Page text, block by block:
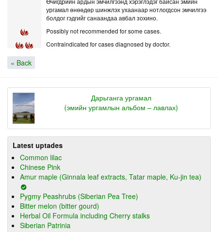
ургамал өнөөдөр шинжлэх ухаанаар нотлогдсон эмчилгээ
болдог гэдгийг санаандаа авбал зохино.
Possibly not recommended for some cases.
Contraindicated for cases diagnosed by doctor.
« Back
Дарьганга ургамал
(эмийн ургамлын альбом – лавлах)
Latest uptades
Common lilac
Chinese Pink
Amur maple (Ginnala leaf extracts, Tatar maple, Ku-jin tea)
Pygmy Peashrubs (Siberian Pea Tree)
Bitter melon (bitter gourd)
Herbal Oil Formula including Cherry stalks
Siberian Patrinia